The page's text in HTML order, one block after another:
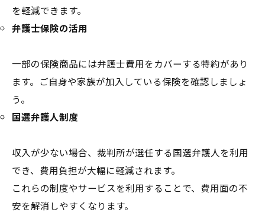
を軽減できます。
弁護士保険の活用
一部の保険商品には弁護士費用をカバーする特約があり
ます。ご自身や家族が加入している保険を確認しましょ
う。
国選弁護人制度
収入が少ない場合、裁判所が選任する国選弁護人を利用
でき、費用負担が大幅に軽減されます。
これらの制度やサービスを利用することで、費用面の不
安を解消しやすくなります。